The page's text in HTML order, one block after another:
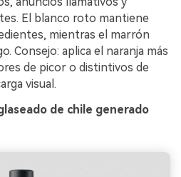
El blanco roto mantiene
mientras el marrón
Consejo: aplica el naranja más
de picor o distintivos de
visual.
de chile generado